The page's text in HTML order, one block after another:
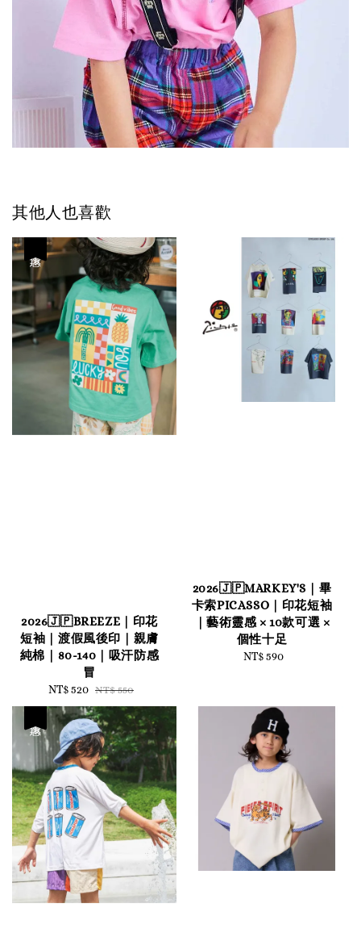
其他人也喜歡
2026🇯🇵BREEZE｜印花
短袖｜渡假風後印｜親膚
純棉｜80-140｜吸汗防感
冒
Sale
price
NT$ 520 Regular
price
NT$ 550
2026🇯🇵MARKEY'S｜畢
卡索PICASSO｜印花短袖
｜藝術靈感 × 10款可選 ×
個性十足
Regular
NT$ 590